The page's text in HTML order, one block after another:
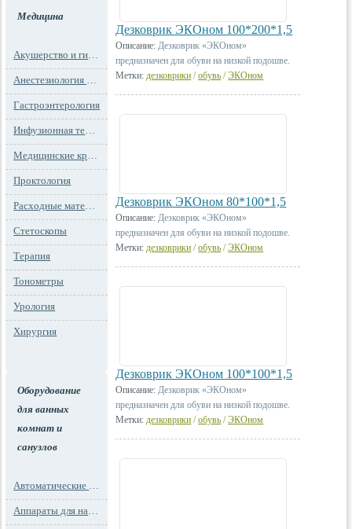
Медицина
Акушерство и гинекология
Анестезиология и реанимация
Гастроэнтерология
Инфузионная терапия
Медицинские кресла
Проктология
Расходные материалы
Стетоскопы
Терапия
Тонометры
Урология
Хирургия
Оборудование
для ванных
комнат и
санузлов
Автоматические освежители воздуха
Аппараты для надевания бахил
Дезковрик ЭКОном 100*200*1,5
Описание: Дезковрик «ЭКОном»
предназначен для обуви на низкой подошве.
Метки: дезковрики /обувь /ЭКОном
Дезковрик ЭКОном 80*100*1,5
Описание: Дезковрик «ЭКОном»
предназначен для обуви на низкой подошве.
Метки: дезковрики /обувь /ЭКОном
Дезковрик ЭКОном 100*100*1,5
Описание: Дезковрик «ЭКОном»
предназначен для обуви на низкой подошве.
Метки: дезковрики /обувь /ЭКОном